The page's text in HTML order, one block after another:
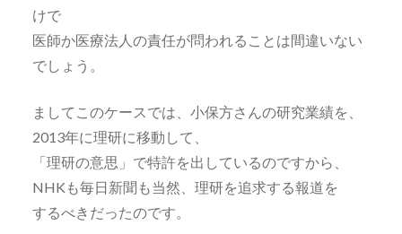
けで
医師か医療法人の責任が問われることは間違いない
でしょう。
ましてこのケースでは、小保方さんの研究業績を、
2013年に理研に移動して、
「理研の意思」で特許を出しているのですから、
NHKも毎日新聞も当然、理研を追求する報道を
するべきだったのです。